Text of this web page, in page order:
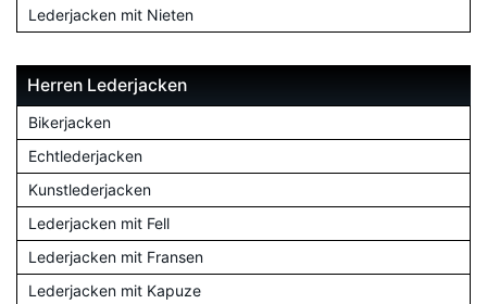
Lederjacken mit Nieten
Herren Lederjacken
Bikerjacken
Echtlederjacken
Kunstlederjacken
Lederjacken mit Fell
Lederjacken mit Fransen
Lederjacken mit Kapuze